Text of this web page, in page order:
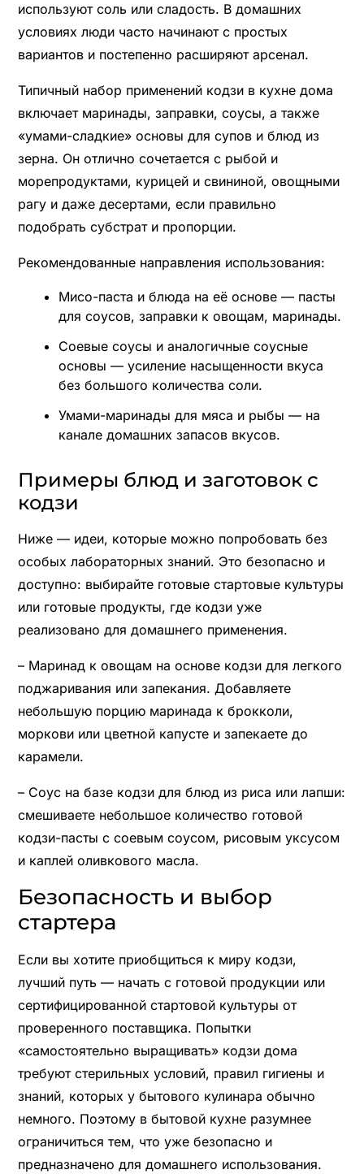
используют соль или сладость. В домашних
условиях люди часто начинают с простых
вариантов и постепенно расширяют арсенал.
Типичный набор применений кодзи в кухне дома
включает маринады, заправки, соусы, а также
«умами-сладкие» основы для супов и блюд из
зерна. Он отлично сочетается с рыбой и
морепродуктами, курицей и свининой, овощными
рагу и даже десертами, если правильно
подобрать субстрат и пропорции.
Рекомендованные направления использования:
Мисо-паста и блюда на её основе — пасты
для соусов, заправки к овощам, маринады.
Соевые соусы и аналогичные соусные
основы — усиление насыщенности вкуса
без большого количества соли.
Умами-маринады для мяса и рыбы — на
канале домашних запасов вкусов.
Примеры блюд и заготовок с
кодзи
Ниже — идеи, которые можно попробовать без
особых лабораторных знаний. Это безопасно и
доступно: выбирайте готовые стартовые культуры
или готовые продукты, где кодзи уже
реализовано для домашнего применения.
– Маринад к овощам на основе кодзи для легкого
поджаривания или запекания. Добавляете
небольшую порцию маринада к брокколи,
моркови или цветной капусте и запекаете до
карамели.
– Соус на базе кодзи для блюд из риса или лапши:
смешиваете небольшое количество готовой
кодзи-пасты с соевым соусом, рисовым уксусом
и каплей оливкового масла.
Безопасность и выбор
стартера
Если вы хотите приобщиться к миру кодзи,
лучший путь — начать с готовой продукции или
сертифицированной стартовой культуры от
проверенного поставщика. Попытки
«самостоятельно выращивать» кодзи дома
требуют стерильных условий, правил гигиены и
знаний, которых у бытового кулинара обычно
немного. Поэтому в бытовой кухне разумнее
ограничиться тем, что уже безопасно и
предназначено для домашнего использования.